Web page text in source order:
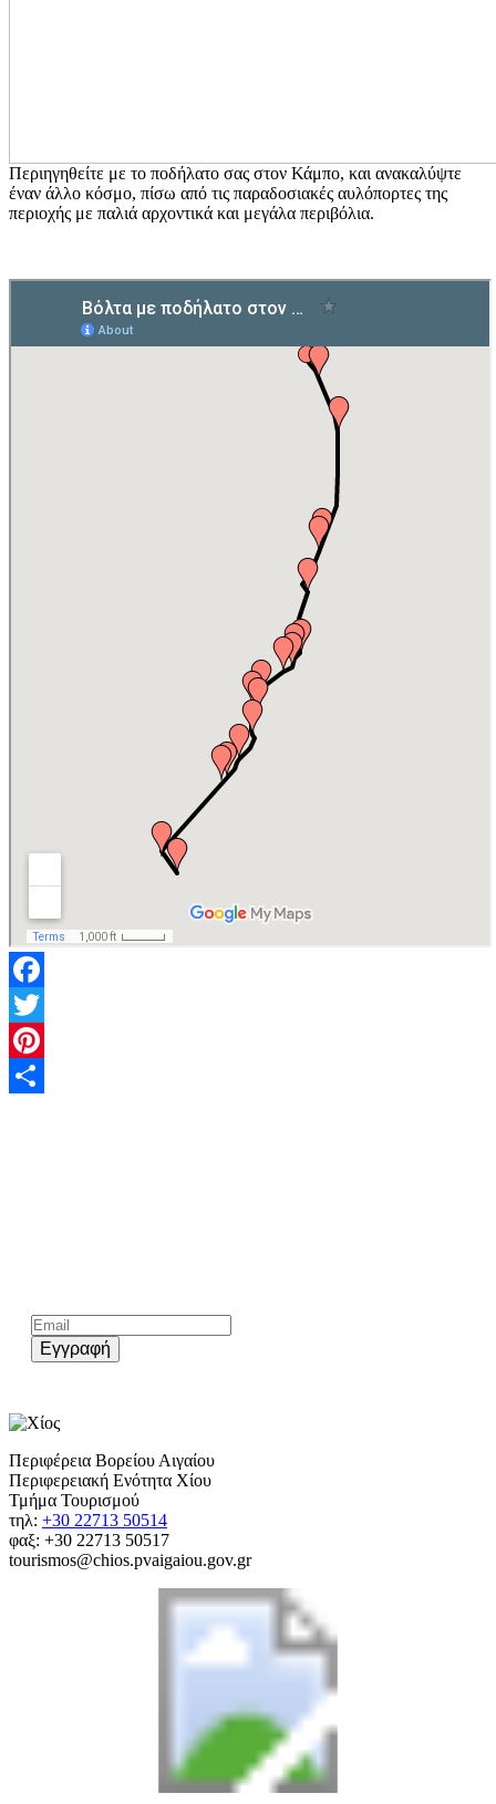
Περιηγηθείτε με το ποδήλατο σας στον Κάμπο, και ανακαλύψτε
έναν άλλο κόσμο, πίσω από τις παραδοσιακές αυλόπορτες της
περιοχής με παλιά αρχοντικά και μεγάλα περιβόλια.
Facebook
Twitter
Pinterest
Εγγραφή
Περιφέρεια Βορείου Αιγαίου
Περιφερειακή Ενότητα Χίου
Τμήμα Τουρισμού
τηλ: +30 22713 50514
φαξ: +30 22713 50517
tourismos@chios.pvaigaiou.gov.gr